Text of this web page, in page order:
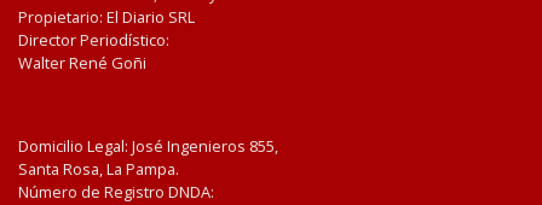
Propietario: El Diario SRL
Director Periodístico:
Walter René Goñi
Domicilio Legal: José Ingenieros 855,
Santa Rosa, La Pampa.
Número de Registro DNDA: